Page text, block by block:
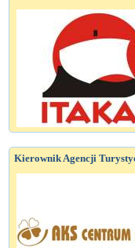
Kierownik Agencji